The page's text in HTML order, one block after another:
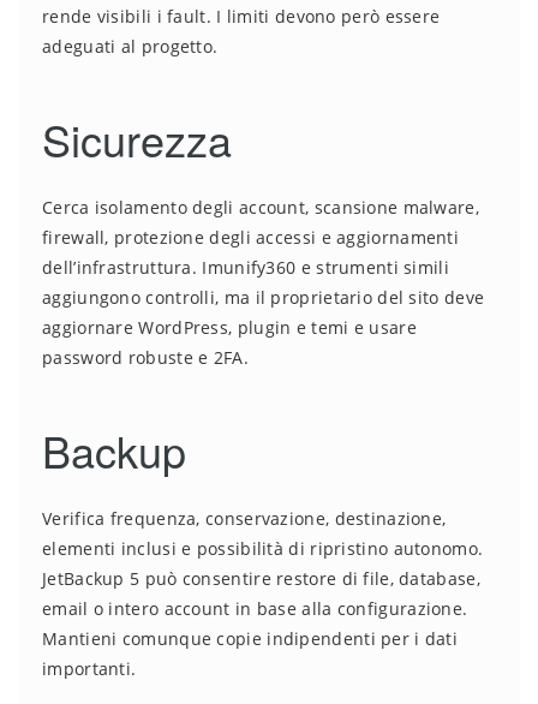
rende visibili i fault. I limiti devono però essere
adeguati al progetto.
Sicurezza
Cerca isolamento degli account, scansione malware,
firewall, protezione degli accessi e aggiornamenti
dell’infrastruttura. Imunify360 e strumenti simili
aggiungono controlli, ma il proprietario del sito deve
aggiornare WordPress, plugin e temi e usare
password robuste e 2FA.
Backup
Verifica frequenza, conservazione, destinazione,
elementi inclusi e possibilità di ripristino autonomo.
JetBackup 5 può consentire restore di file, database,
email o intero account in base alla configurazione.
Mantieni comunque copie indipendenti per i dati
importanti.